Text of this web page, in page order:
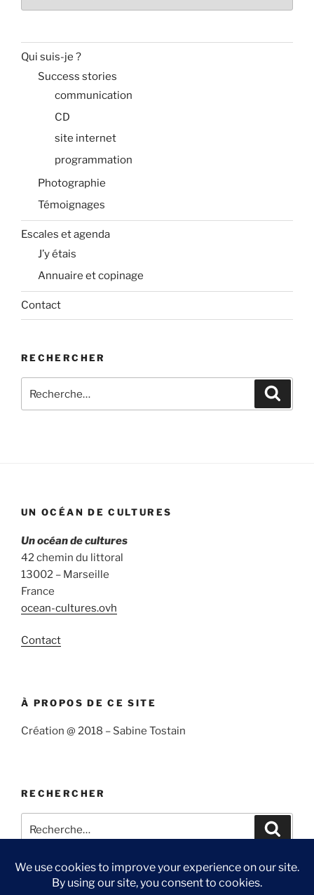
Qui suis-je ?
Success stories
communication
CD
site internet
programmation
Photographie
Témoignages
Escales et agenda
J’y étais
Annuaire et copinage
Contact
RECHERCHER
pour
UN OCÉAN DE CULTURES
Un océan de cultures
42 chemin du littoral
13002 – Marseille
France
ocean-cultures.ovh
Contact
À PROPOS DE CE SITE
Création @ 2018 – Sabine Tostain
RECHERCHER
pour